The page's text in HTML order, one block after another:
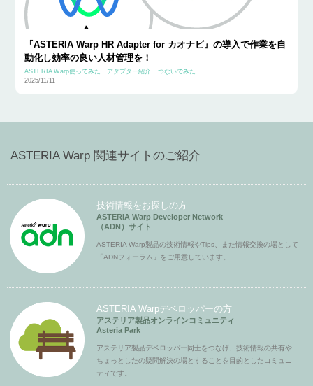
『ASTERIA Warp HR Adapter for カオナビ』の導入で作業を自
動化し効率の良い人材管理を！
ASTERIA Warp使ってみた アダプター紹介
つないでみた
2025/11/11
ASTERIA Warp 関連サイトのご紹介
技術情報をお探しの方
ASTERIA Warp Developer Network
（ADN）サイト
ASTERIA Warp製品の技術情報やTips、また情報交換の場として
「ADNフォーラム」をご用意しています。
ASTERIA Warpデベロッパーの方
アステリア製品オンラインコミュニティ
Asteria Park
アステリア製品デベロッパー同士をつなげ、技術情報の共有や
ちょっとしたの疑問解決の場とすることを目的としたコミュニ
ティです。